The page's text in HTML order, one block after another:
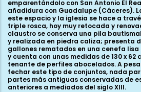
emparentándolo con San Antonio El
añadidura con Guadalupe (Cáceres).
este espacio y la iglesia se hace a
triple rosca, hoy muy retocada y
claustro se conserva una pila
y realizada en piedra caliza; presenta
gallones rematados en una cenefa
y cuenta con unas medidas de 130 x 62
tenante de perfiles abocelados. A
fechar este tipo de conjuntos, nada
partes más antiguas conservadas de
anteriores a mediados del siglo XIII.